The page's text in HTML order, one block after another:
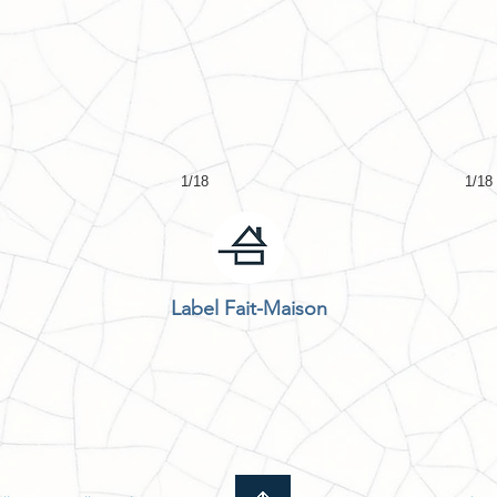
1/18 1/18
Label Fait-Maison